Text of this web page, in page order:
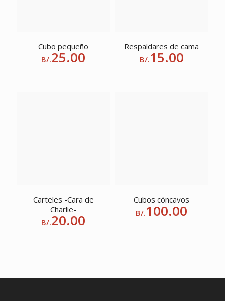
Cubo pequeño
B/.25.00
Respaldares de cama
B/.15.00
Carteles -Cara de
Charlie-
B/.20.00
Cubos cóncavos
B/.100.00